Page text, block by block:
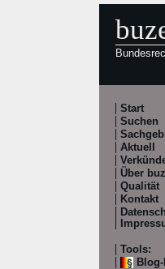
Start
Suchen
Aktuell
Über
Qualität
Kontakt
Tools: